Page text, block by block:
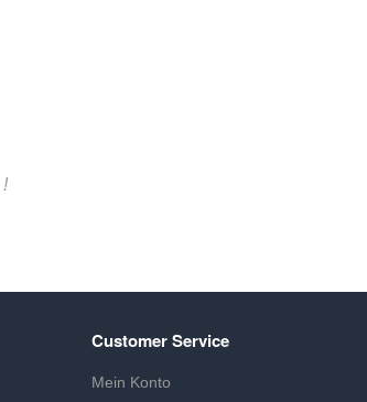
Customer Service
Mein Konto